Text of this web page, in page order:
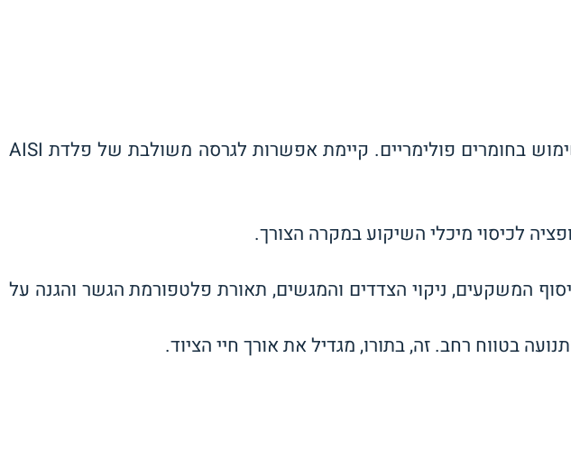
עמידות גבוהה בפני קורוזיה: גרדי הבוצה עשויים פלדת אל-חלד AISI 304 עם שימוש בחומרים פולימריים. קיימת אפשרות לגרסה משולבת של פלדת AISI
לכיסוי מיכלי השיקוע במקרה הצורך.
ניקוי הצדדים והמגשים, תאורת פלטפורמת הגשר והגנה על
בטווח רחב. זה, בתורו, מגדיל את אורך חיי הציוד.